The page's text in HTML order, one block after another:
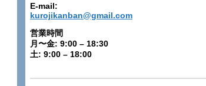
E-mail:
kurojikanban@gmail.com
営業時間
月〜金: 9:00 – 18:30
土: 9:00 – 18:00